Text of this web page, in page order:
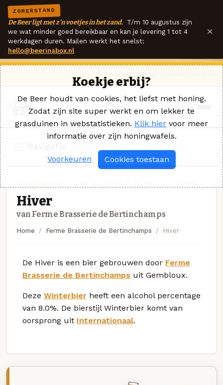
ZOMERSTAND
De Beer ligt met z'n voetjes in het zand. T/m 10 augustus zijn
we wat minder goed bereikbaar en kan je levering 1 tot 4
werkdagen duren. Mailen werkt het snelst:
hello@beerinabox.nl
×
Hiver
van Ferme Brasserie de Bertinchamps
Home Ferme Brasserie de Bertinchamps Hiver
De Hiver is een bier gebrouwen door Ferme
Brasserie de Bertinchamps uit Gembloux.
Deze Winterbier heeft een alcohol percentage
van 8.0%. De bierstijl Winterbier komt van
oorsprong uit Internationaal.
Koekje erbij?
De Beer houdt van cookies, het liefst met honing.
Zodat zijn site super werkt en om lekker te
grasduinen in webstatistieken. Klik hier voor meer
informatie over zijn honingwafels.
Voorkeuren Cookies toestaan